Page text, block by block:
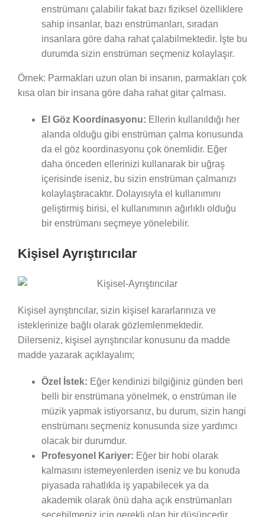
enstrümanı çalabilir fakat bazı fiziksel özelliklere
sahip insanlar, bazı enstrümanları, sıradan
insanlara göre daha rahat çalabilmektedir. İşte bu
durumda sizin enstrüman seçmeniz kolaylaşır.
Örnek: Parmakları uzun olan bi insanın, parmakları çok
kısa olan bir insana göre daha rahat gitar çalması.
El Göz Koordinasyonu: Ellerin kullanıldığı her
alanda olduğu gibi enstrüman çalma konusunda
da el göz koordinasyonu çok önemlidir. Eğer
daha önceden ellerinizi kullanarak bir uğraş
içerisinde iseniz, bu sizin enstrüman çalmanızı
kolaylaştıracaktır. Dolayısıyla el kullanımını
geliştirmiş birisi, el kullanımının ağırlıklı olduğu
bir enstrümanı seçmeye yönelebilir.
Kişisel Ayrıştırıcılar
Kişisel ayrıştırıcılar, sizin kişisel kararlarınıza ve
isteklerinize bağlı olarak gözlemlenmektedir.
Dilerseniz, kişisel ayrıştırıcılar konusunu da madde
madde yazarak açıklayalım;
Özel İstek: Eğer kendinizi bilgiğiniz günden beri
belli bir enstrümana yönelmek, o enstrüman ile
müzik yapmak istiyorsanız, bu durum, sizin hangi
enstrümanı seçmeniz konusunda size yardımcı
olacak bir durumdur.
Profesyonel Kariyer: Eğer bir hobi olarak
kalmasını istemeyenlerden iseniz ve bu konuda
piyasada rahatlıkla iş yapabilecek ya da
akademik olarak önü daha açık enstrümanları
seçebilmeniz için gerekli olan bir düşüncedir.